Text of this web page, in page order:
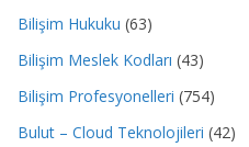
Bilişim Hukuku (63)
Bilişim Meslek Kodları (43)
Bilişim Profesyonelleri (754)
Bulut – Cloud Teknolojileri (42)